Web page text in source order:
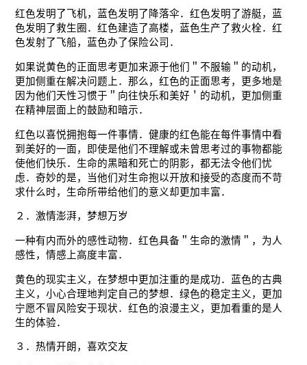
红色发明了飞机，蓝色发明了降落伞．红色发明了游艇，蓝
色发明了救生圈．红色建造了高楼，蓝色生产了救火栓．红
色发射了飞船，蓝色办了保险公司．
如果说黄色的正面思考更加来源于他们＂不服输＂的动机，
更加侧重在解决问题上．那么，红色的正面思考，更多地是
因为他们天性习惯于＂向往快乐和美好＇的动机，更加侧重
在精神层面上的鼓励和暗示．
红色以喜悦拥抱每一件事情．健康的红色能在每件事情中看
到美好的一面，即使是他们不理解或未曾思考过的事物都能
使他们快乐．生命的黑暗和死亡的阴影，都无法令他们忧
虑．奇妙的是，当他们对生命抱以开放和接受的态度而不苛
求什么时，生命所带给他们的意义却更加丰富．
２．激情澎湃，梦想万岁
一种有内而外的感性动物．红色具备＂生命的激情＂，为人
感性，情感上高度丰富．
黄色的现实主义，在梦想中更加注重的是成功．蓝色的古典
主义，小心合理地判定自己的梦想．绿色的稳定主义，更加
宁愿不冒风险安于现状．红色的浪漫主义，更加看重的是人
生的体验．
３．热情开朗，喜欢交友